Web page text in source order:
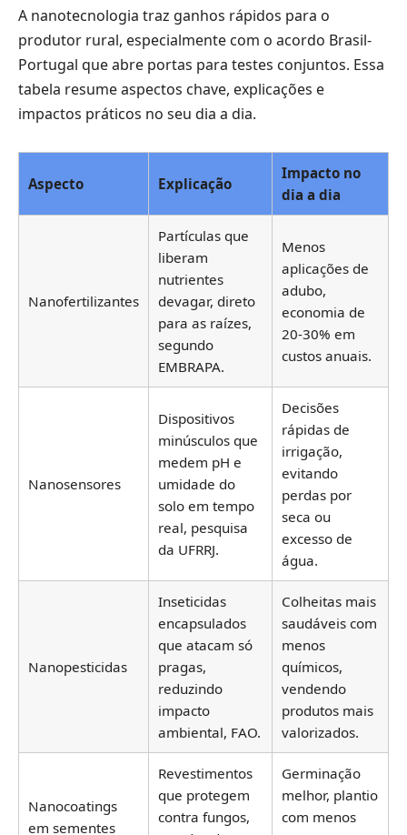
A nanotecnologia traz ganhos rápidos para o
produtor rural, especialmente com o acordo Brasil-
Portugal que abre portas para testes conjuntos. Essa
tabela resume aspectos chave, explicações e
impactos práticos no seu dia a dia.
Aspecto Explicação
Impacto no
dia a dia
Nanofertilizantes
Partículas que
liberam
nutrientes
devagar, direto
para as raízes,
segundo
EMBRAPA.
Menos
aplicações de
adubo,
economia de
20-30% em
custos anuais.
Nanosensores
Dispositivos
minúsculos que
medem pH e
umidade do
solo em tempo
real, pesquisa
da UFRRJ.
Decisões
rápidas de
irrigação,
evitando
perdas por
seca ou
excesso de
água.
Nanopesticidas
Inseticidas
encapsulados
que atacam só
pragas,
reduzindo
impacto
ambiental, FAO.
Colheitas mais
saudáveis com
menos
químicos,
vendendo
produtos mais
valorizados.
Nanocoatings
em sementes
Revestimentos
que protegem
contra fungos,
Germinação
melhor, plantio
com menos